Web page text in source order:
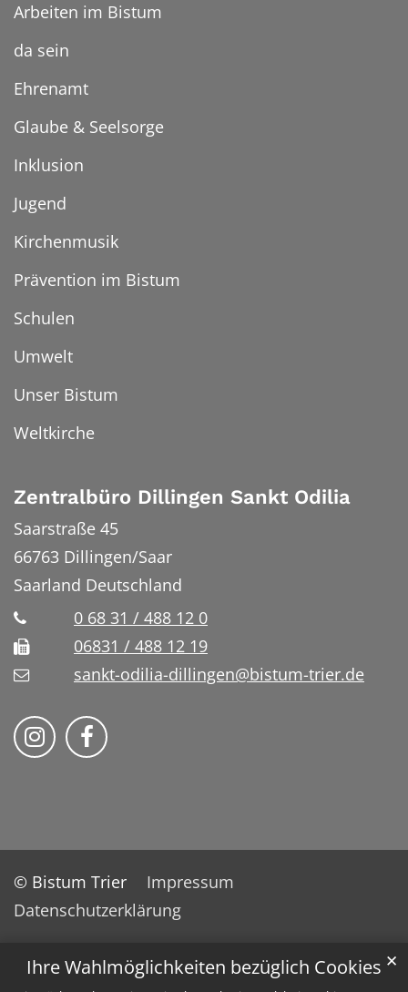
Ihre Wahlmöglichkeiten bezüglich Cookies ✕
Arbeiten im Bistum
da sein
Ehrenamt
Glaube & Seelsorge
Inklusion
Jugend
Kirchenmusik
Prävention im Bistum
Schulen
Umwelt
Unser Bistum
Weltkirche
Zentralbüro Dillingen Sankt Odilia
Saarstraße 45
66763 Dillingen/Saar
Saarland Deutschland
0 68 31 / 488 12 0
06831 / 488 12 19
sankt-odilia-dillingen@bistum-trier.de
Bistum Trier auf Instragram
Bistum Trier auf Facebook
© Bistum Trier
Impressum
Datenschutzerklärung